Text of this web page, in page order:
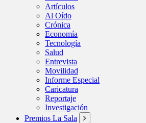
Artículos
Al Oído
Crónica
Economía
Tecnología
Salud
Entrevista
Movilidad
Informe Especial
Caricatura
Reportaje
Investigación
Premios La Sala